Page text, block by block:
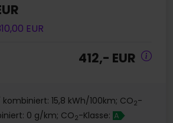
EUR
412,- EUR
kombiniert: 15,8 kWh/100km; CO2-
0 g/km; CO2-Klasse: A